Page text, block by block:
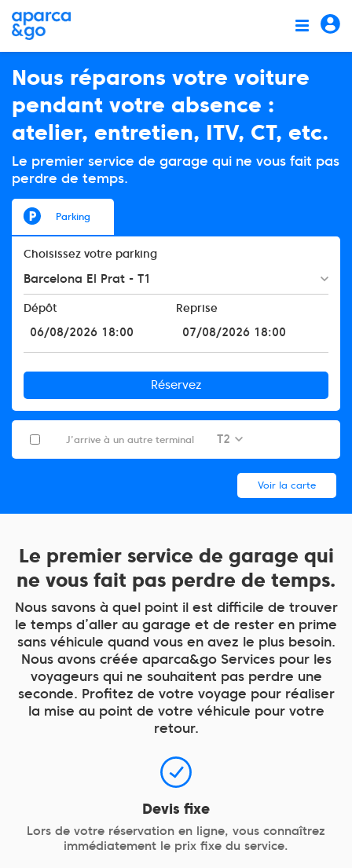
Nous réparons votre voiture
pendant votre absence :
atelier, entretien, ITV, CT, etc.
Le premier service de garage qui ne vous fait pas
perdre de temps.
Parking
Choisissez votre parking
Barcelona El Prat - T1
Dépôt Reprise
Réservez
J’arrive à un autre terminal T2
Voir la carte
Le premier service de garage qui
ne vous fait pas perdre de temps.
Nous savons à quel point il est difficile de trouver
le temps d’aller au garage et de rester en prime
sans véhicule quand vous en avez le plus besoin.
Nous avons créée aparca&go Services pour les
voyageurs qui ne souhaitent pas perdre une
seconde. Profitez de votre voyage pour réaliser
la mise au point de votre véhicule pour votre
retour.
Devis fixe
Lors de votre réservation en ligne, vous connaîtrez
immédiatement le prix fixe du service.